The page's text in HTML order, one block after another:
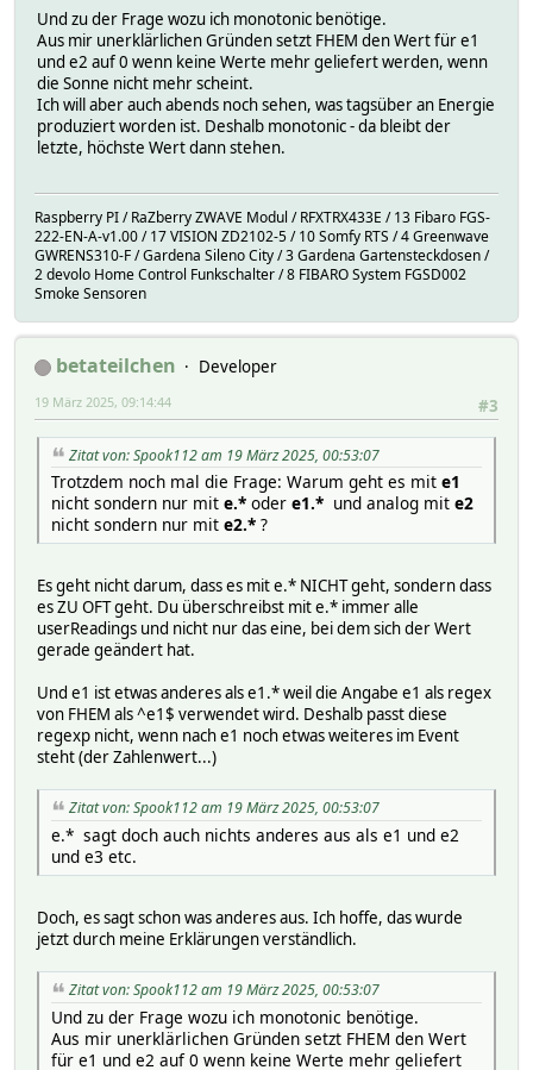
Und zu der Frage wozu ich monotonic benötige.
Aus mir unerklärlichen Gründen setzt FHEM den Wert für e1
und e2 auf 0 wenn keine Werte mehr geliefert werden, wenn
die Sonne nicht mehr scheint.
Ich will aber auch abends noch sehen, was tagsüber an Energie
produziert worden ist. Deshalb monotonic - da bleibt der
letzte, höchste Wert dann stehen.
Raspberry PI / RaZberry ZWAVE Modul / RFXTRX433E / 13 Fibaro FGS-
222-EN-A-v1.00 / 17 VISION ZD2102-5 / 10 Somfy RTS / 4 Greenwave
GWRENS310-F / Gardena Sileno City / 3 Gardena Gartensteckdosen /
2 devolo Home Control Funkschalter / 8 FIBARO System FGSD002
Smoke Sensoren
betateilchen
Developer
#3
19 März 2025, 09:14:44
Zitat von: Spook112 am 19 März 2025, 00:53:07
Trotzdem noch mal die Frage: Warum geht es mit e1
nicht sondern nur mit e.* oder e1.* und analog mit e2
nicht sondern nur mit e2.* ?
Es geht nicht darum, dass es mit e.* NICHT geht, sondern dass
es ZU OFT geht. Du überschreibst mit e.* immer alle
userReadings und nicht nur das eine, bei dem sich der Wert
gerade geändert hat.
Und e1 ist etwas anderes als e1.* weil die Angabe e1 als regex
von FHEM als ^e1$ verwendet wird. Deshalb passt diese
regexp nicht, wenn nach e1 noch etwas weiteres im Event
steht (der Zahlenwert...)
Zitat von: Spook112 am 19 März 2025, 00:53:07
e.* sagt doch auch nichts anderes aus als e1 und e2
und e3 etc.
Doch, es sagt schon was anderes aus. Ich hoffe, das wurde
jetzt durch meine Erklärungen verständlich.
Zitat von: Spook112 am 19 März 2025, 00:53:07
Und zu der Frage wozu ich monotonic benötige.
Aus mir unerklärlichen Gründen setzt FHEM den Wert
für e1 und e2 auf 0 wenn keine Werte mehr geliefert